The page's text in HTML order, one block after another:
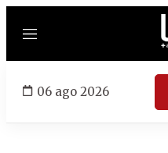
Menú
06 ago 2026